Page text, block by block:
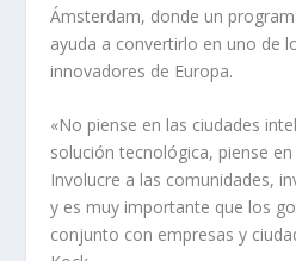
Ámsterdam, donde un
ayuda a convertirlo en uno de
innovadores de Europa.
«No piense en las ciudades
solución tecnológica, piense
Involucre a las comunidades,
y es muy importante que los
conjunto con empresas y